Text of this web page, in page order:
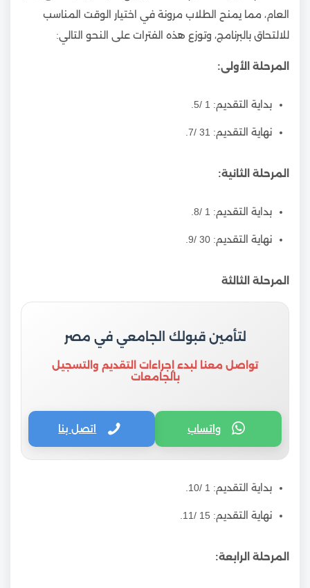
العام، مما يمنح الطلاب مرونة في اختيار الوقت المناسب
للالتحاق بالبرنامج، وتوزع هذه الفترات على النحو التالي:
المرحلة الأولى:
بداية التقديم: 1 /5.
نهاية التقديم: 31 /7.
المرحلة الثانية:
بداية التقديم: 1 /8.
نهاية التقديم: 30 /9.
المرحلة الثالثة
لتأمين قبولك الجامعي في مصر
تواصل معنا لبدء إجراءات التقديم والتسجيل
بالجامعات
واتساب اتصل بنا
بداية التقديم: 1 /10.
نهاية التقديم: 15 /11.
المرحلة الرابعة: